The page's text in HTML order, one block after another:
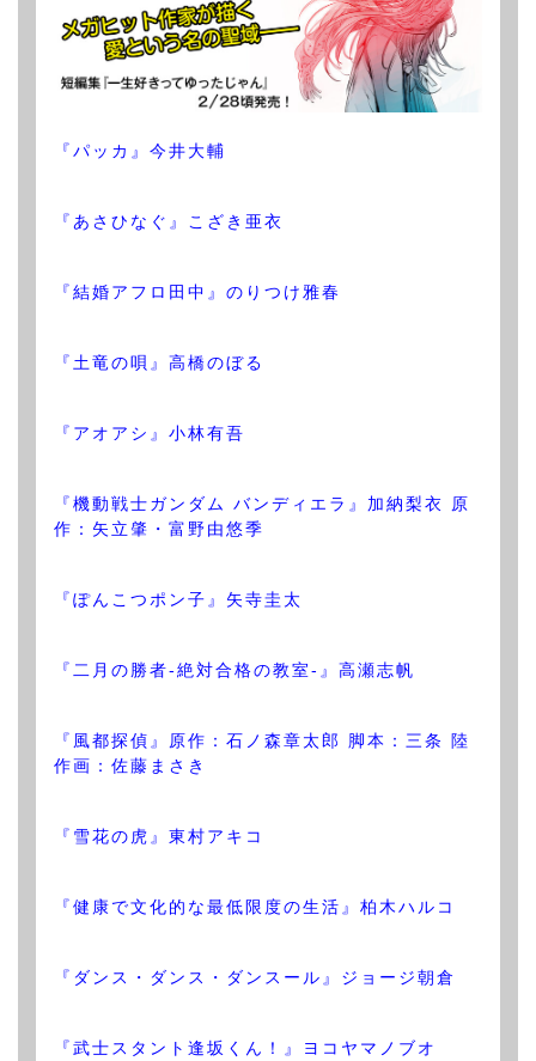
『パッカ』今井大輔
『あさひなぐ』こざき亜衣
『結婚アフロ田中』のりつけ雅春
『土竜の唄』高橋のぼる
『アオアシ』小林有吾
『機動戦士ガンダム バンディエラ』加納梨衣 原
作：矢立肇・富野由悠季
『ぽんこつポン子』矢寺圭太
『二月の勝者-絶対合格の教室-』高瀬志帆
『風都探偵』原作：石ノ森章太郎 脚本：三条 陸
作画：佐藤まさき
『雪花の虎』東村アキコ
『健康で文化的な最低限度の生活』柏木ハルコ
『ダンス・ダンス・ダンスール』ジョージ朝倉
『武士スタント逢坂くん！』ヨコヤマノブオ